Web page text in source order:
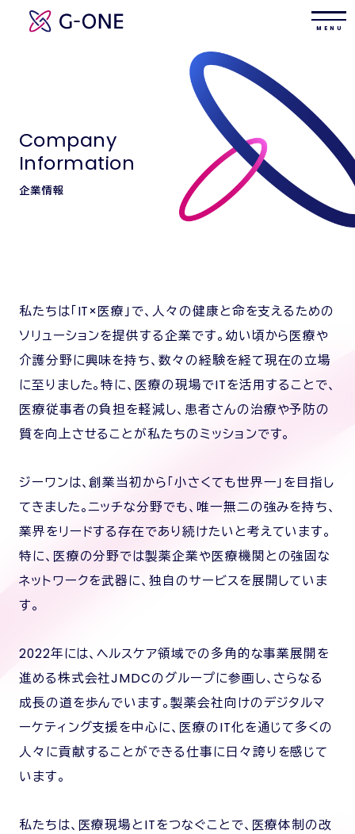
M E N U
Company
Information
企業情報
私たちは「IT×医療」で、人々の健康と命を支えるための
ソリューションを提供する企業です。幼い頃から医療や
介護分野に興味を持ち、数々の経験を経て現在の立場
に至りました。特に、医療の現場でITを活用することで、
医療従事者の負担を軽減し、患者さんの治療や予防の
質を向上させることが私たちのミッションです。
ジーワンは、創業当初から「小さくても世界一」を目指し
てきました。ニッチな分野でも、唯一無二の強みを持ち、
業界をリードする存在であり続けたいと考えています。
特に、医療の分野では製薬企業や医療機関との強固な
ネットワークを武器に、独自のサービスを展開していま
す。
2022年には、ヘルスケア領域での多角的な事業展開を
進める株式会社JMDCのグループに参画し、さらなる
成長の道を歩んでいます。製薬会社向けのデジタルマ
ーケティング支援を中心に、医療のIT化を通じて多くの
人々に貢献することができる仕事に日々誇りを感じて
います。
私たちは、医療現場とITをつなぐことで、医療体制の改